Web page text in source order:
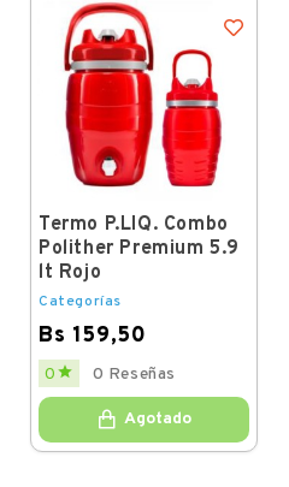
Termo P.LIQ. Combo
Polither Premium 5.9
lt Rojo
Categorías
Bs 159,50
Price
0  0 Reseñas
Agotado